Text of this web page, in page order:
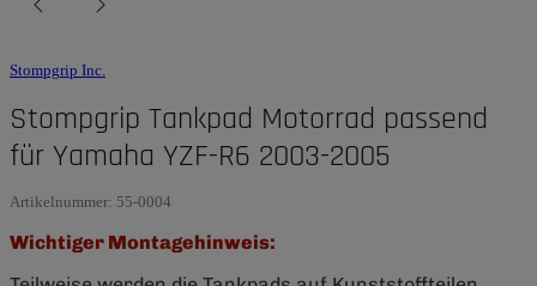
Stompgrip Inc.
Stompgrip Tankpad Motorrad passend
für Yamaha YZF-R6 2003-2005
Artikelnummer: 55-0004
Wichtiger Montagehinweis: